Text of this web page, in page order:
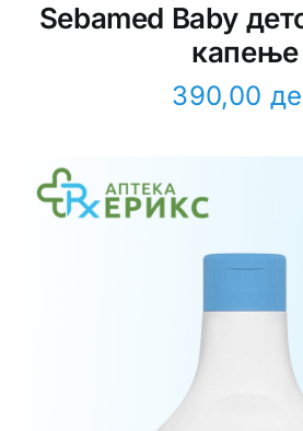
Здравствени проблеми
Медицински апрати
Sebamed Baby
капење
390,00